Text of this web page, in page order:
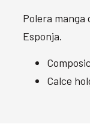
Polera
Esponja.
Calce